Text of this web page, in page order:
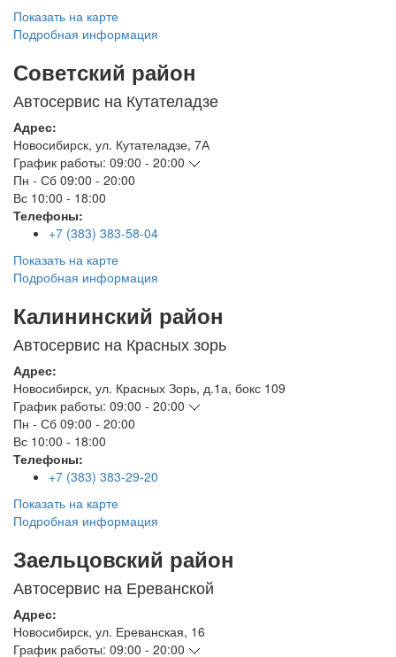
Показать на карте
Подробная информация
Советский район
Автосервис на Кутателадзе
Адрес:
Новосибирск, ул. Кутателадзе, 7А
График работы: 09:00 - 20:00
Пн - Сб 09:00 - 20:00
Вс 10:00 - 18:00
Телефоны:
+7 (383) 383-58-04
Показать на карте
Подробная информация
Калининский район
Автосервис на Красных зорь
Адрес:
Новосибирск, ул. Красных Зорь, д.1а, бокс 109
График работы: 09:00 - 20:00
Пн - Сб 09:00 - 20:00
Вс 10:00 - 18:00
Телефоны:
+7 (383) 383-29-20
Показать на карте
Подробная информация
Заельцовский район
Автосервис на Ереванской
Адрес:
Новосибирск, ул. Ереванская, 16
График работы: 09:00 - 20:00